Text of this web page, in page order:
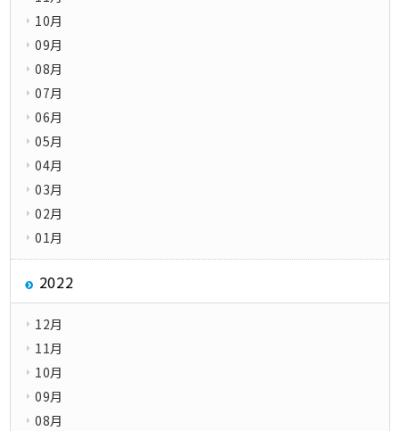
10月
09月
08月
07月
06月
05月
04月
03月
02月
01月
2022
12月
11月
10月
09月
08月